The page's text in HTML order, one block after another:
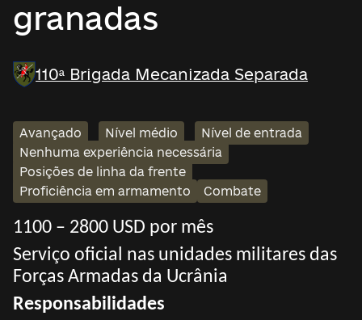
granadas
110ª Brigada Mecanizada Separada
Avançado Nível médio
Nível de entrada
Nenhuma experiência necessária
Posições de linha da frente
Proficiência em armamento
Combate
1100 – 2800 USD por mês
Serviço oficial nas unidades militares das
Forças Armadas da Ucrânia
Responsabilidades